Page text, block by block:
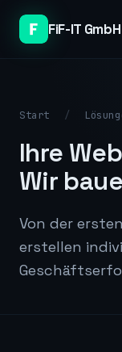
FiF-IT GmbH
Start /
Ihre
Wir
Von der
erstellen